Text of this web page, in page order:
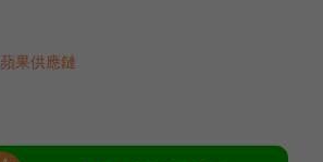
果供應鏈